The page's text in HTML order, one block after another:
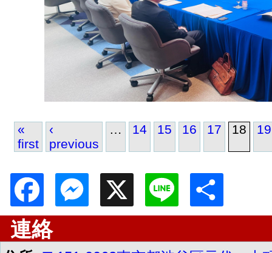
Pages
«
first
‹
previous
… 14 15 16 17 18 19
FacebookMessenger
X Line
連絡